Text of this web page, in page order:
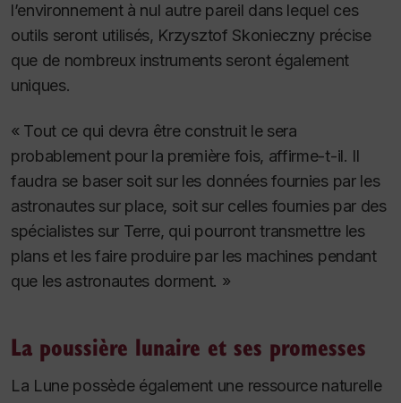
l’environnement à nul autre pareil dans lequel ces
outils seront utilisés, Krzysztof Skonieczny précise
que de nombreux instruments seront également
uniques.
« Tout ce qui devra être construit le sera
probablement pour la première fois, affirme-t-il. Il
faudra se baser soit sur les données fournies par les
astronautes sur place, soit sur celles fournies par des
spécialistes sur Terre, qui pourront transmettre les
plans et les faire produire par les machines pendant
que les astronautes dorment. »
La poussière lunaire et ses promesses
La Lune possède également une ressource naturelle